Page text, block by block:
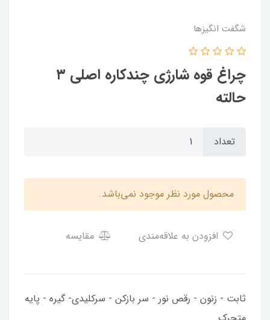
شگفت انگيزها
چراغ قوه شارژی چندکاره اصلی ۳
حالته
تعداد
محصول مورد نظر موجود نمی‌باشد.
مقایسه
ثابت - زنون - رقص نور - سر بازکن - سرکلیدی- گیره - پایه